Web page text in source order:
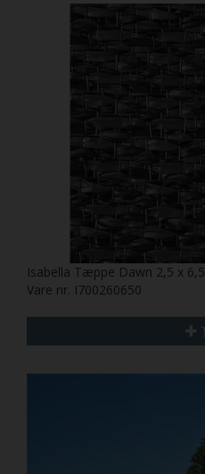
Isabella Tæppe Dawn 2,5 x 6,5
Vare nr. I700260650